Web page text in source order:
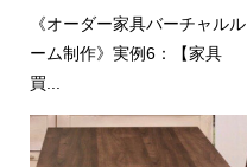
《オーダー家具バーチャルル
ーム制作》実例6：【家具
買...